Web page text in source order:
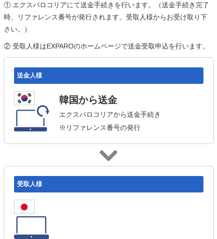
① エクスパロコリアにて送金手続きを行います。（送金手続き完了
時、リファレンス番号が発行されます。受取人様からお受け取り下
さい。）
② 受取人様はEXPAROのホームページで送金受取申込を行います。
送金人様
韓国から送金
エクスパロコリアから送金手続き
※リファレンス番号の発行
受取人様